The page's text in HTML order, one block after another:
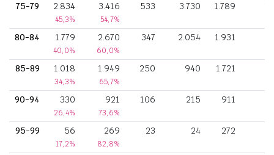
75-79 2.834
45,3%
3.416
54,7%
533 3.730 1.789
80-84 1.779
40,0%
2.670
60,0%
347 2.054 1.931
85-89 1.018
34,3%
1.949
65,7%
250 940 1.721
90-94 330
26,4%
921
73,6%
106 215 911
95-99 56
17,2%
269
82,8%
23 24 272